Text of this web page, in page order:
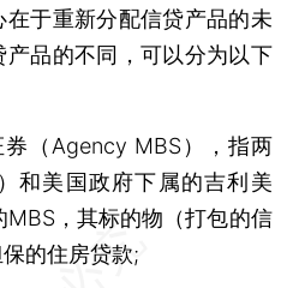
于重新分配信贷产品的未
品的不同，可以分为以下
（Agency MBS），指两
和美国政府下属的吉利美
MBS，其标的物（打包的信
的住房贷款;